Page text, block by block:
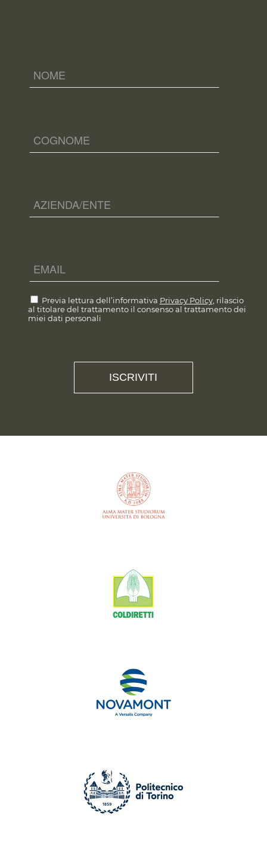
Previa lettura dell’informativa Privacy Policy, rilascio
al titolare del trattamento il consenso al trattamento dei
miei dati personali